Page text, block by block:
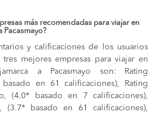
más recomendadas para viajar en
Pacasmayo?
y calificaciones de los usuarios
mejores empresas para viajar en
a Pacasmayo son: Rating
basado en 61 calificaciones), Rating
(4.0* basado en 7 calificaciones),
(3.7* basado en 61 calificaciones),